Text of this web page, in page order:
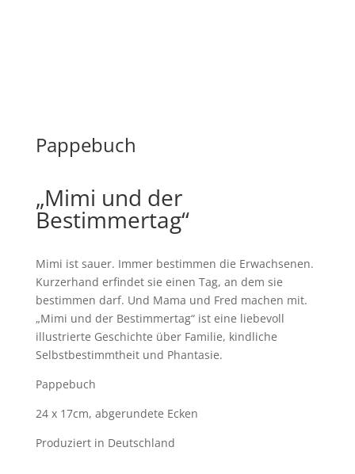
Pappebuch
„Mimi und der
Bestimmertag“
Mimi ist sauer. Immer bestimmen die Erwachsenen.
Kurzerhand erfindet sie einen Tag, an dem sie
bestimmen darf. Und Mama und Fred machen mit.
„Mimi und der Bestimmertag“ ist eine liebevoll
illustrierte Geschichte über Familie, kindliche
Selbstbestimmtheit und Phantasie.
Pappebuch
24 x 17cm, abgerundete Ecken
Produziert in Deutschland